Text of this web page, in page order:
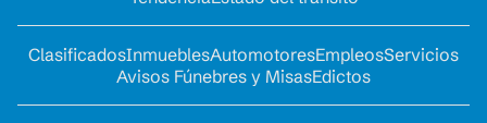
ClasificadosInmueblesAutomotoresEmpleosServicios
Avisos Fúnebres y MisasEdictos